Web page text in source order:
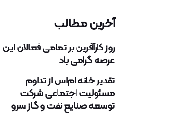
آخرین مطالب
روز کارآفرین بر تمامی فعالان این
عرصه گرامی باد
تقدیر خانه ام‌اس از تداوم
مسئولیت اجتماعی شرکت
توسعه صنایع نفت و گاز سرو